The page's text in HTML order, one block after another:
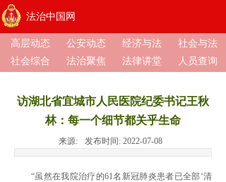
法治中国网
高层动态 公安动态 经济与法
社会与法
社会综合
法治聚焦 法律讲堂 人员查询
访湖北省宜城市人民医院纪委书记王秋
林：每一个细节都关乎生命
来源: 发布时间: 2022-07-08
“虽然在我院治疗的61名新冠肺炎患者已全部‘清